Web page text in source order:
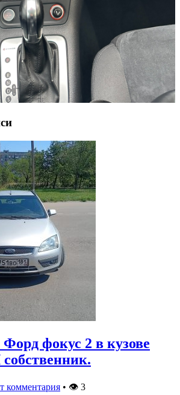
фокус 2 в кузове
комментария • 👁 3